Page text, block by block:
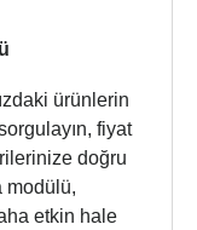
ürünlerin
fiyat
doğru
modülü,
etkin hale